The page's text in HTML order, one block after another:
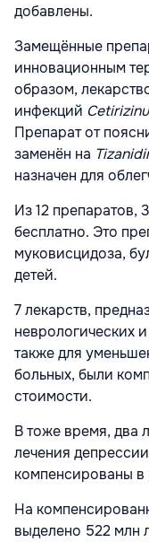
добавлены.
Замещённые
инновационным
образом,
инфекций
Препарат от
заменён на
назначен для
Из 12 препаратов,
бесплатно. Это
муковисцидоза,
детей.
7 лекарств,
неврологических
также для
больных, были
стоимости.
В тоже время, два
лечения
компенсированы в
На
выделено 522 млн